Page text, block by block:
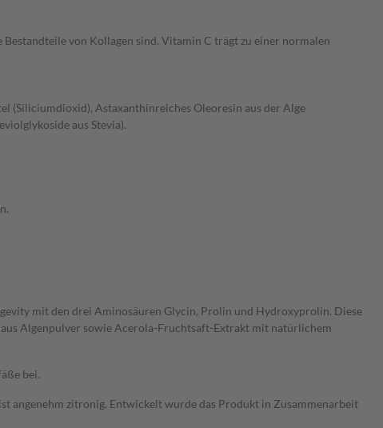
von Kollagen sind. Vitamin C trägt zu einer normalen
(Siliciumdioxid), Astaxanthinreiches Oleoresin aus der Alge
aus Stevia).
mit den drei Aminosäuren Glycin, Prolin und Hydroxyprolin. Diese
Algenpulver sowie Acerola-Fruchtsaft-Extrakt mit natürlichem
bei.
angenehm zitronig. Entwickelt wurde das Produkt in Zusammenarbeit